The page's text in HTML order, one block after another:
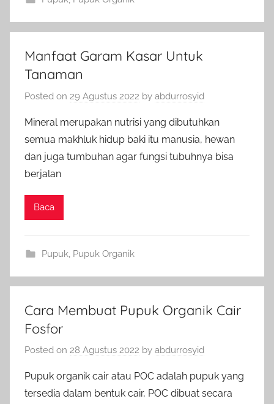
Manfaat Garam Kasar Untuk
Tanaman
Posted on 29 Agustus 2022 by abdurrosyid
Mineral merupakan nutrisi yang dibutuhkan
semua makhluk hidup baki itu manusia, hewan
dan juga tumbuhan agar fungsi tubuhnya bisa
berjalan
Baca
Pupuk, Pupuk Organik
Cara Membuat Pupuk Organik Cair
Fosfor
Posted on 28 Agustus 2022 by abdurrosyid
Pupuk organik cair atau POC adalah pupuk yang
tersedia dalam bentuk cair, POC dibuat secara